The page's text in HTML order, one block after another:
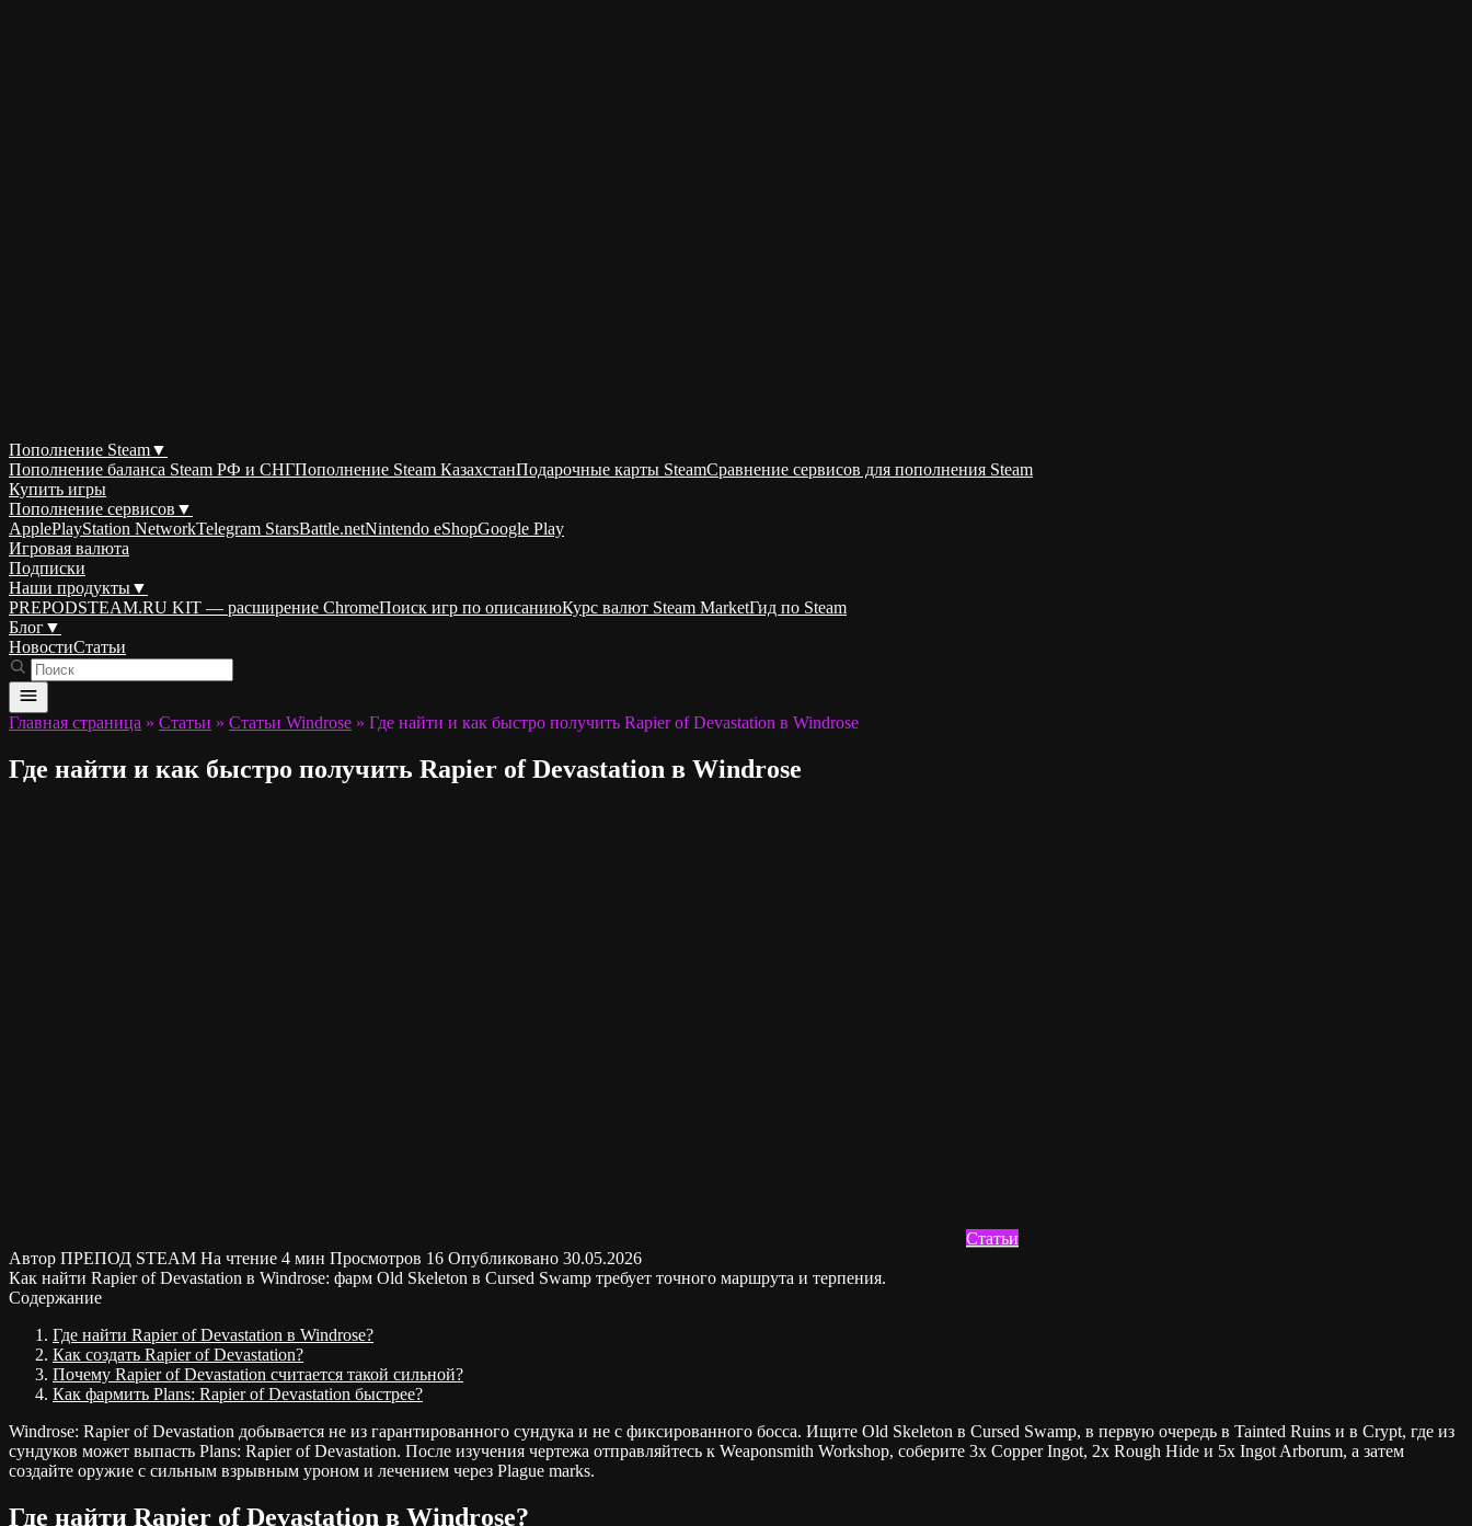
Пополнение Steam▼
Пополнение баланса Steam РФ и СНГПополнение Steam КазахстанПодарочные карты SteamСравнение сервисов для пополнения Steam
Купить игры
Пополнение сервисов ▼
ApplePlayStation NetworkTelegram StarsBattle.netNintendo eShopGoogle Play
Игровая валюта
Подписки
Наши продукты▼
PREPODSTEAM.RU KIT — расширение ChromeПоиск игр по описаниюКурс валют Steam MarketГид по Steam
Блог▼
НовостиСтатьи
Главная страница » Статьи » Статьи Windrose » Где найти и как быстро получить Rapier of Devastation в Windrose
Где найти и как быстро получить Rapier of Devastation в Windrose
Статьи
Автор ПРЕПОД STEAM На чтение 4 мин Просмотров 16 Опубликовано 30.05.2026
Как найти Rapier of Devastation в Windrose: фарм Old Skeleton в Cursed Swamp требует точного маршрута и терпения.
Содержание
Где найти Rapier of Devastation в Windrose?
Как создать Rapier of Devastation?
Почему Rapier of Devastation считается такой сильной?
Как фармить Plans: Rapier of Devastation быстрее?
Windrose: Rapier of Devastation добывается не из гарантированного сундука и не с фиксированного босса. Ищите Old Skeleton в Cursed Swamp, в первую очередь в Tainted Ruins и в Crypt, где из
сундуков может выпасть Plans: Rapier of Devastation. После изучения чертежа отправляйтесь к Weaponsmith Workshop, соберите 3x Copper Ingot, 2x Rough Hide и 5x Ingot Arborum, а затем
создайте оружие с сильным взрывным уроном и лечением через Plague marks.
Где найти Rapier of Devastation в Windrose?